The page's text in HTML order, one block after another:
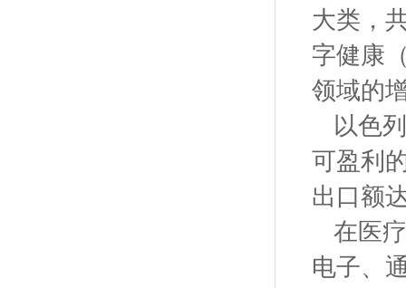
大类，
字健康
领域的
以色
可盈利
出口额
在医
电子、